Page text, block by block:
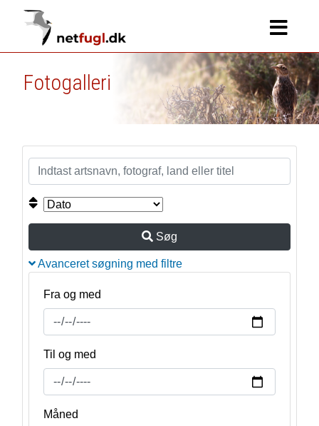
Fotogalleri
Søg
Avanceret søgning med filtre
Fra og med
Til og med
Måned